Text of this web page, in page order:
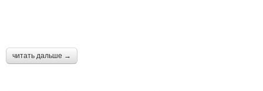
читать дальше →